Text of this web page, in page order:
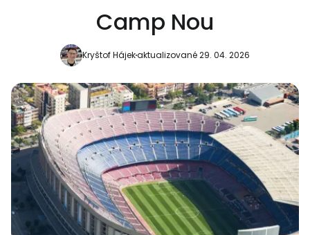
Camp Nou
Kryštof Hájekaktualizované 29. 04. 2026
... celosvetovej komunity cestovateľov
Pokračovať so službou Google
Pokračovať na Facebooku
Pokračovať s e-mailom